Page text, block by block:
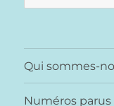
pour :
Qui sommes-
Numéros parus